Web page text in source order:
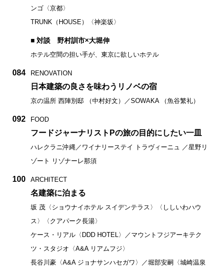
ンゴ〈京都〉
TRUNK（HOUSE）〈神楽坂〉
■ 対談 野村訓市×大堀伸
ホテル空間の担い手が、東京に欲しいホテル
084 RENOVATION
日本建築の良さを味わうリノベの宿
京の温所 西陣別邸 （中村好文）／SOWAKA （魚谷繁礼）
092 FOOD
フードジャーナリストPの旅の目的にしたい一皿
ハレクラニ沖縄／ワイナリーステイ トラヴィーニュ ／星野リ
ゾート リゾナーレ那須
100 ARCHITECT
名建築に泊まる
坂 茂〈ショウナイホテル スイデンテラス〉〈ししいわハウ
ス〉〈クアパーク長湯〉
ケース・リアル〈DDD HOTEL〉／マウントフジアーキテク
ツ・スタジオ〈A&A リアムフジ〉
長谷川豪〈A&A ジョナサンハセガワ〉／堀部安嗣〈城崎温泉